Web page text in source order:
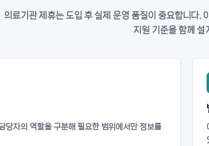
의료기관 제휴는 도입 후 실제 운영 품질이 중요합니다.
지원 기준을 함께 설
당자의 역할을 구분해 필요한 범위에서만 정보를